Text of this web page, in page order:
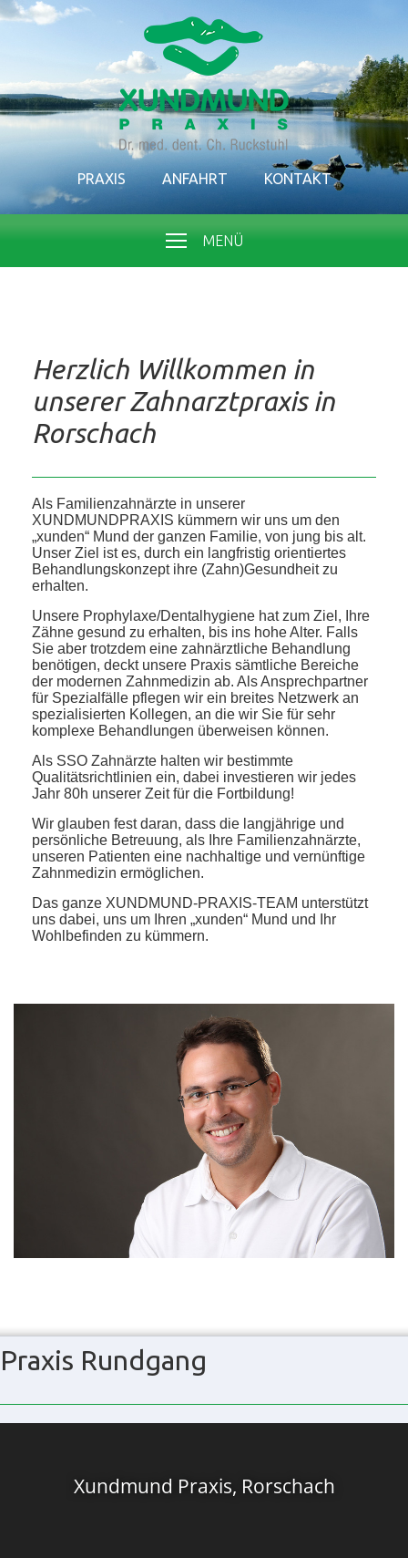
PRAXIS ANFAHRT KONTAKT
MENÜ
Herzlich Willkommen in
unserer Zahnarztpraxis in
Rorschach
Als Familienzahnärzte in unserer
XUNDMUNDPRAXIS kümmern wir uns um den
„xunden“ Mund der ganzen Familie, von jung bis alt.
Unser Ziel ist es, durch ein langfristig orientiertes
Behandlungskonzept ihre (Zahn)Gesundheit zu
erhalten.
Unsere Prophylaxe/Dentalhygiene hat zum Ziel, Ihre
Zähne gesund zu erhalten, bis ins hohe Alter. Falls
Sie aber trotzdem eine zahnärztliche Behandlung
benötigen, deckt unsere Praxis sämtliche Bereiche
der modernen Zahnmedizin ab. Als Ansprechpartner
für Spezialfälle pflegen wir ein breites Netzwerk an
spezialisierten Kollegen, an die wir Sie für sehr
komplexe Behandlungen überweisen können.
Als SSO Zahnärzte halten wir bestimmte
Qualitätsrichtlinien ein, dabei investieren wir jedes
Jahr 80h unserer Zeit für die Fortbildung!
Wir glauben fest daran, dass die langjährige und
persönliche Betreuung, als Ihre Familienzahnärzte,
unseren Patienten eine nachhaltige und vernünftige
Zahnmedizin ermöglichen.
Das ganze XUNDMUND-PRAXIS-TEAM unterstützt
uns dabei, uns um Ihren „xunden“ Mund und Ihr
Wohlbefinden zu kümmern.
Praxis Rundgang